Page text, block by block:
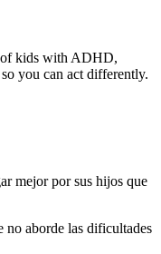
of kids with ADHD,
you can act differently.
mejor por sus hijos que
no aborde las dificultades